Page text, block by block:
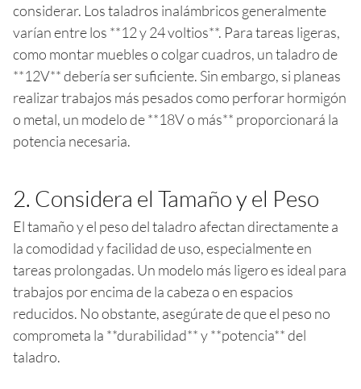
considerar. Los taladros inalámbricos generalmente
varían entre los **12 y 24 voltios**. Para tareas ligeras,
como montar muebles o colgar cuadros, un taladro de
**12V** debería ser suficiente. Sin embargo, si planeas
realizar trabajos más pesados como perforar hormigón
o metal, un modelo de **18V o más** proporcionará la
potencia necesaria.
2. Considera el Tamaño y el Peso
El tamaño y el peso del taladro afectan directamente a
la comodidad y facilidad de uso, especialmente en
tareas prolongadas. Un modelo más ligero es ideal para
trabajos por encima de la cabeza o en espacios
reducidos. No obstante, asegúrate de que el peso no
comprometa la **durabilidad** y **potencia** del
taladro.